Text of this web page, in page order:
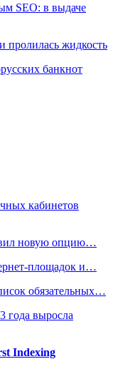
SEO: в выдаче
пролилась жидкость
банкнот
кабинетов
новую опцию…
площадок и…
обязательных…
года выросла
Indexing